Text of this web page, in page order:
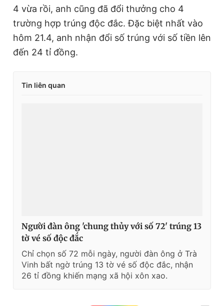
4 vừa rồi, anh cũng đã đổi thưởng cho 4
trường hợp trúng độc đắc. Đặc biệt nhất vào
hôm 21.4, anh nhận đổi số trúng với số tiền lên
đến 24 tỉ đồng.
Tin liên quan
Người đàn ông 'chung thủy với số 72' trúng 13
tờ vé số độc đắc
Chỉ chọn số 72 mỗi ngày, người đàn ông ở Trà
Vinh bất ngờ trúng 13 tờ vé số độc đắc, nhận
26 tỉ đồng khiến mạng xã hội xôn xao.